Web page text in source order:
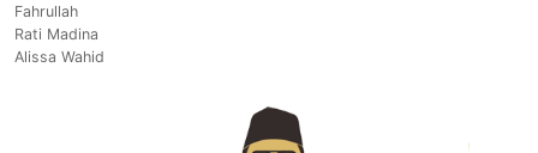
Fahrullah
Rati Madina
Alissa Wahid